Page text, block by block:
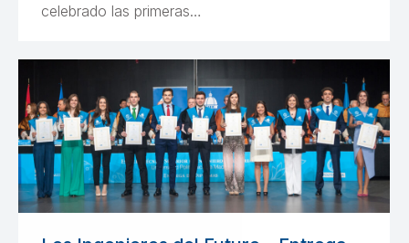
celebrado las primeras…